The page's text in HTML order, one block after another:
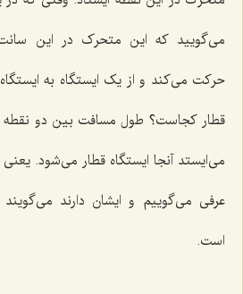
می‌گویید که این متحرک در این
حرکت می‌کند و از یک ایستگاه به
قطار کجاست؟ طول مسافت بین دو نقطه
می‌ایستد آنجا ایستگاه قطار می‌شود.
عرفی می‌گوییم و ایشان دارند
است.